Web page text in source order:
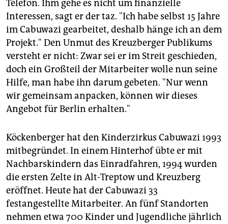
Telefon. Ihm gehe es nicht um finanzielle
Interessen, sagt er der taz. "Ich habe selbst 15 Jahre
im Cabuwazi gearbeitet, deshalb hänge ich an dem
Projekt." Den Unmut des Kreuzberger Publikums
versteht er nicht: Zwar sei er im Streit geschieden,
doch ein Großteil der Mitarbeiter wolle nun seine
Hilfe, man habe ihn darum gebeten. "Nur wenn
wir gemeinsam anpacken, können wir dieses
Angebot für Berlin erhalten."
Köckenberger hat den Kinderzirkus Cabuwazi 1993
mitbegründet. In einem Hinterhof übte er mit
Nachbarskindern das Einradfahren, 1994 wurden
die ersten Zelte in Alt-Treptow und Kreuzberg
eröffnet. Heute hat der Cabuwazi 33
festangestellte Mitarbeiter. An fünf Standorten
nehmen etwa 700 Kinder und Jugendliche jährlich